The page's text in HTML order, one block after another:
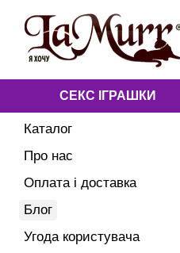
Перейти до основного контенту
СЕКС ІГРАШКИ
Каталог
Про нас
Оплата і доставка
Блог
Угода користувача